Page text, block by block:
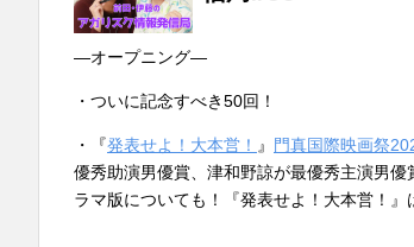
―オープニング―
・ついに記念すべき50回！
・『発表せよ！大本営！ 』 門真国際映画祭
優秀助演男優賞、津和野諒が最優秀主演男
ラマ版についても！『発表せよ！大本営！』